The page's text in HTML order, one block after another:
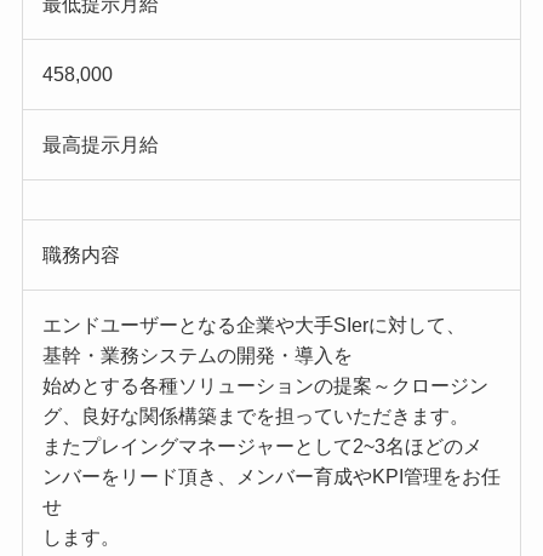
最低提示月給
458,000
最高提示月給
職務内容
エンドユーザーとなる企業や大手SIerに対して、
基幹・業務システムの開発・導入を
始めとする各種ソリューションの提案～クロージン
グ、良好な関係構築までを担っていただきます。
またプレイングマネージャーとして2~3名ほどのメ
ンバーをリード頂き、メンバー育成やKPI管理をお任
せ
します。